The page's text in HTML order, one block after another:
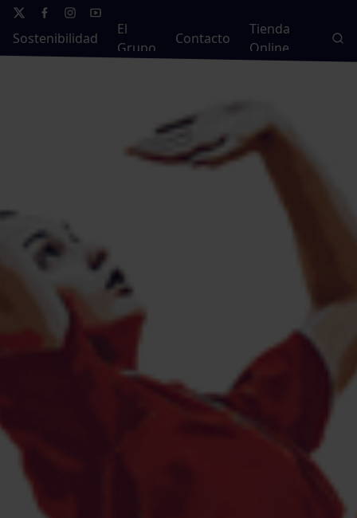
Sostenibilidad
El
Grupo
Contacto
Tienda
Online